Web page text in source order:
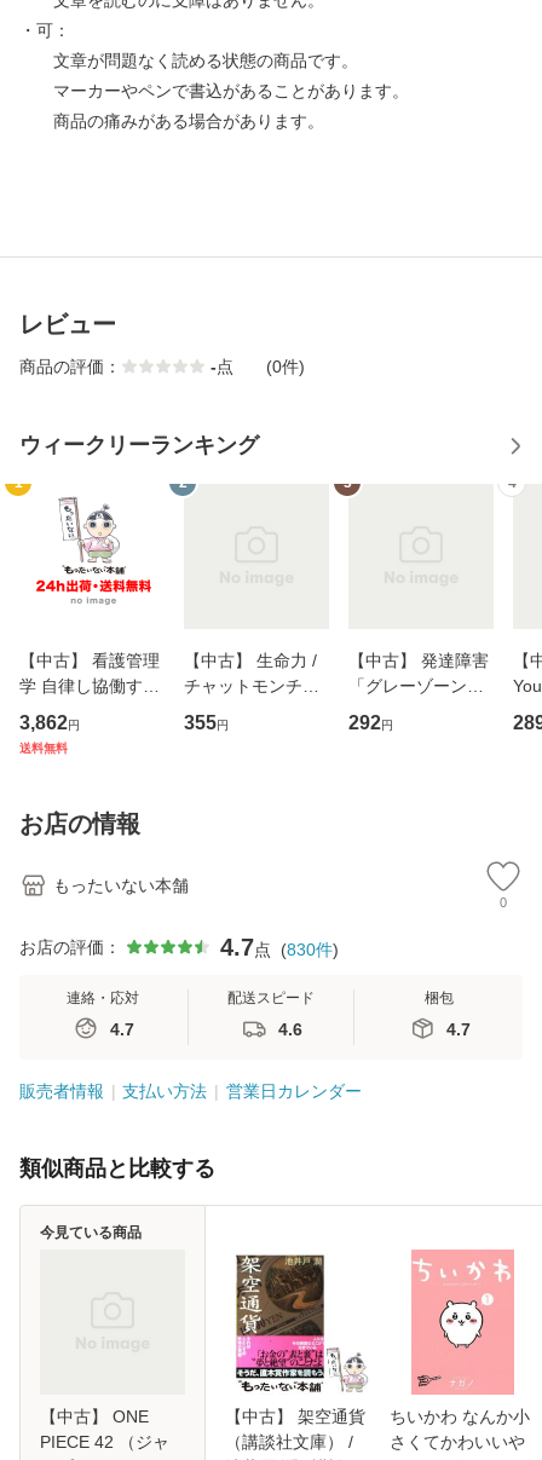
・可：
文章が問題なく読める状態の商品です。
マーカーやペンで書込があることがあります。
商品の痛みがある場合があります。
レビュー
商品の評価： -点 (0件)
ウィークリーランキング
1
【中古】 看護管理
学 自律し協働する
専門職の看護マネ
ジメントスキル 改
恵 藤本幸三 / 南江
堂 [単行
3,862円
送料無料
2
【中古】 生命力 /
チャットモンチー /
キューンレコード
[CD]【メール便送
355円
3
【中古】 発達障害
「グレーゾーン」
その正しい理解と
克服法 (SB新書 57
292円
4
【
のが
お店の情報
もったいない本舗
0
お店の評価： 4.7点 (830件)
連絡・応対
4.7
配送スピード
4.6
梱包
4.7
販売者情報 支払い方法 営業日カレンダー
類似商品と比較する
【中古】 ONE
PIECE 42 （ジャ
今見ている商品
【中古】 架空通貨
（講談社文庫） /
ちいかわ なんか小
さくてかわいいや